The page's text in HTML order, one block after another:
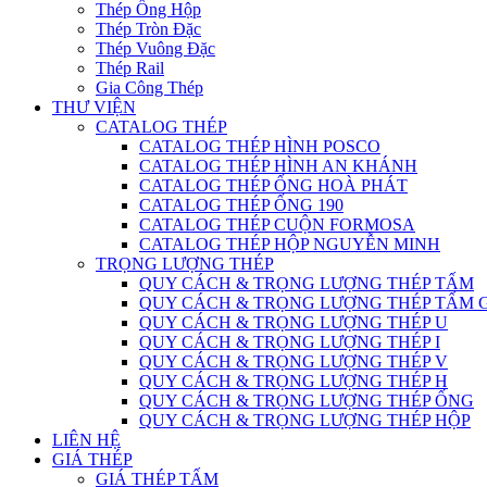
Thép Ống Hộp
Thép Tròn Đặc
Thép Vuông Đặc
Thép Rail
Gia Công Thép
THƯ VIỆN
CATALOG THÉP
CATALOG THÉP HÌNH POSCO
CATALOG THÉP HÌNH AN KHÁNH
CATALOG THÉP ỐNG HOÀ PHÁT
CATALOG THÉP ỐNG 190
CATALOG THÉP CUỘN FORMOSA
CATALOG THÉP HỘP NGUYỄN MINH
TRỌNG LƯỢNG THÉP
QUY CÁCH & TRỌNG LƯỢNG THÉP TẤM
QUY CÁCH & TRỌNG LƯỢNG THÉP TẤM
QUY CÁCH & TRỌNG LƯỢNG THÉP U
QUY CÁCH & TRỌNG LƯỢNG THÉP I
QUY CÁCH & TRỌNG LƯỢNG THÉP V
QUY CÁCH & TRỌNG LƯỢNG THÉP H
QUY CÁCH & TRỌNG LƯỢNG THÉP ỐNG
QUY CÁCH & TRỌNG LƯỢNG THÉP HỘP
LIÊN HỆ
GIÁ THÉP
GIÁ THÉP TẤM